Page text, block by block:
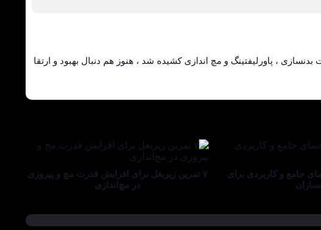
، پاورلیفتینگ و مچ اندازی کشیده شد ، هنوز هم دنبال بهبود و ارتقا
جامع و کاربردی برای
۷ تمرین زیربغل برای افزایش قدرت مچ و پیروزی
در مچ‌اندازی